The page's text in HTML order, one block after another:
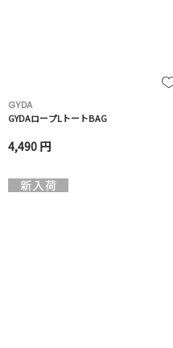
GYDA
GYDAロープLトートBAG
4,490 円